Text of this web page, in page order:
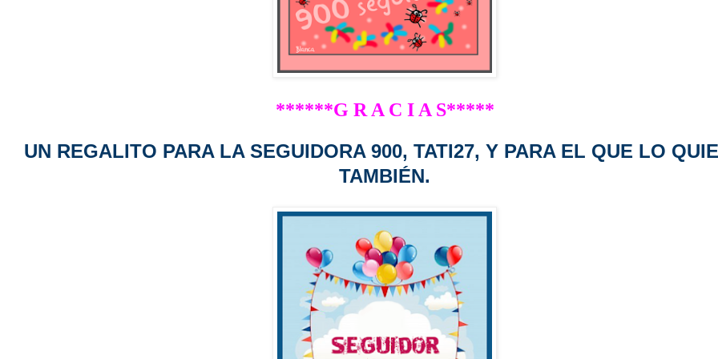
******G R A C I A S*****
UN REGALITO PARA LA SEGUIDORA 900, TATI27, Y PARA EL QUE LO
TAMBIÉN.